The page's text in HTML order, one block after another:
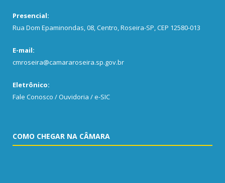
Presencial:
Rua Dom Epaminondas, 08, Centro, Roseira-SP, CEP 12580-013
E-mail:
cmroseira@camararoseira.sp.gov.br
Eletrônico:
Fale Conosco / Ouvidoria / e-SIC
COMO CHEGAR NA CÂMARA